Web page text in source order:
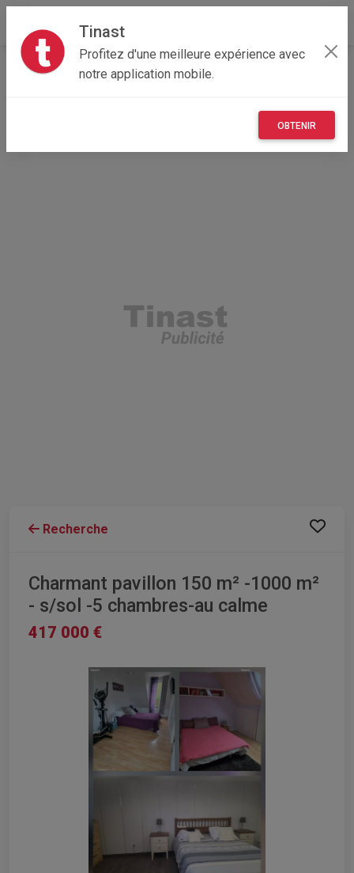
Tinast
Profitez d'une meilleure expérience avec
notre application mobile.
OBTENIR
Accueil Immobilier Île-de-France
Charmant Pavillon 150 m² -1000 m² - S/sol -5 chambres-
Recherche
Charmant pavillon 150 m² -1000 m²
- s/sol -5 chambres-au calme
417 000 €